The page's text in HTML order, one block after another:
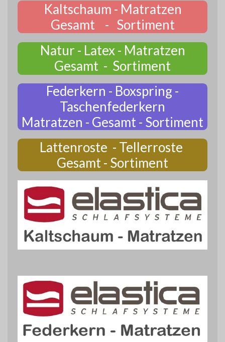
Kaltschaum - Matratzen
Gesamt - Sortiment
Natur - Latex - Matratzen
Gesamt - Sortiment
Federkern - Boxspring -
Taschenfederkern
Matratzen - Gesamt - Sortiment
Lattenroste - Tellerroste
Gesamt - Sortiment